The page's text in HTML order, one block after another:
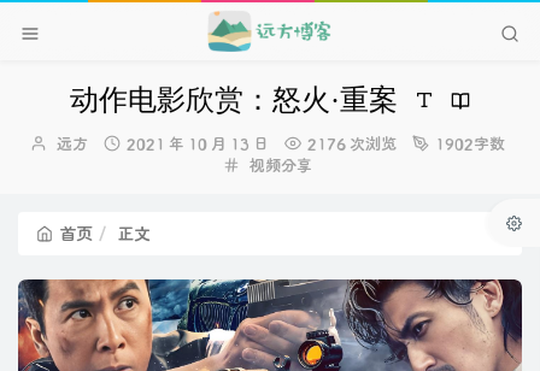
动作电影欣赏：怒火·重案
博
远方
发
2021 年 10 月 13 日 2176 次浏览
1902字数
分
视频分享
首页 正文